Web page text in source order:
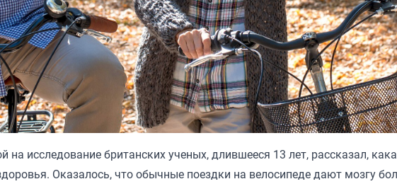
на исследование британских ученых, длившееся 13 лет, рассказал,
Оказалось, что обычные поездки на велосипеде дают мозгу